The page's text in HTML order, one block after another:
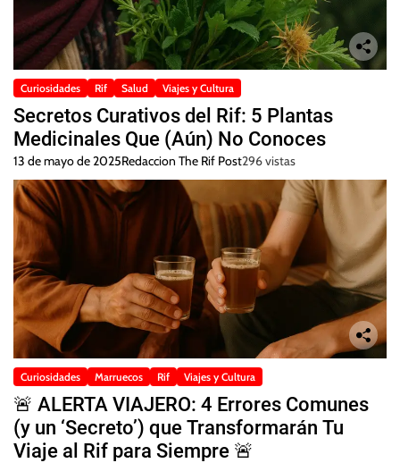
Curiosidades Rif Salud Viajes y Cultura
Secretos Curativos del Rif: 5 Plantas
Medicinales Que (Aún) No Conoces
13 de mayo de 2025Redaccion The Rif Post296 vistas
Curiosidades Marruecos Rif Viajes y Cultura
🚨 ALERTA VIAJERO: 4 Errores Comunes
(y un ‘Secreto’) que Transformarán Tu
Viaje al Rif para Siempre 🚨